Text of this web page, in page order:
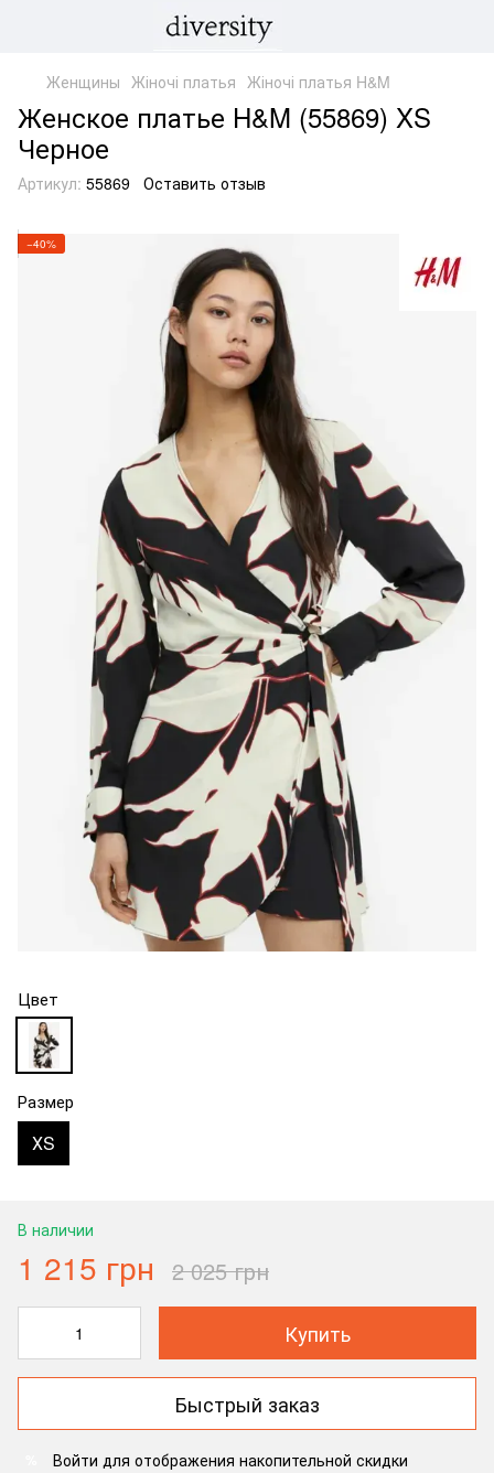
Женщины Жіночі платья Жіночі платья H&M
Женское платье H&M (55869) XS
Черное
Артикул: 55869 Оставить отзыв
−40%
Цвет
Размер
ХS
В наличии
1 215 грн 2 025 грн
Купить
Быстрый заказ
Войти для отображения накопительной скидки